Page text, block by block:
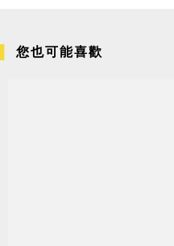
您也可能喜歡